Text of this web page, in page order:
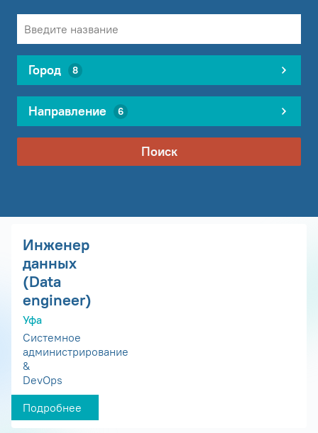
Город 8
Направление 6
Поиск
Инженер
данных
(Data
engineer)
Уфа
Системное
администрирование
&
DevOps
Подробнее